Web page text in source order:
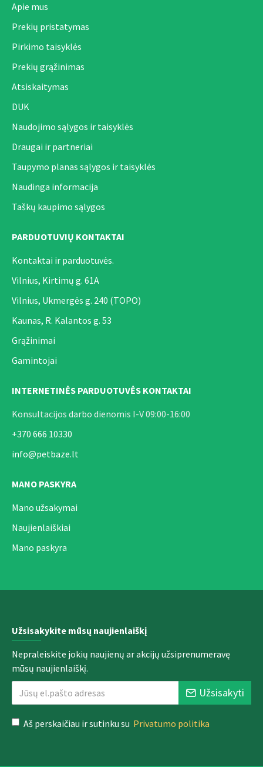
Apie mus
Prekių pristatymas
Pirkimo taisyklės
Prekių grąžinimas
Atsiskaitymas
DUK
Naudojimo sąlygos ir taisyklės
Draugai ir partneriai
Taupymo planas sąlygos ir taisyklės
Naudinga informacija
Taškų kaupimo sąlygos
PARDUOTUVIŲ KONTAKTAI
Kontaktai ir parduotuvės.
Vilnius, Kirtimų g. 61A
Vilnius, Ukmergės g. 240 (TOPO)
Kaunas, R. Kalantos g. 53
Grąžinimai
Gamintojai
INTERNETINĖS PARDUOTUVĖS KONTAKTAI
Konsultacijos darbo dienomis I-V 09:00-16:00
+370 666 10330
info@petbaze.lt
MANO PASKYRA
Mano užsakymai
Naujienlaiškiai
Mano paskyra
Užsisakykite mūsų naujienlaiškį
Nepraleiskite jokių naujienų ar akcijų užsiprenumeravę
mūsų naujienlaiškį.
Užsisakyti
Aš perskaičiau ir sutinku su Privatumo politika